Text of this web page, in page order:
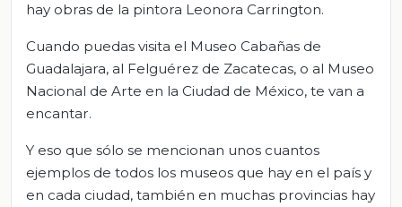
hay obras de la pintora Leonora Carrington.
Cuando puedas visita el Museo Cabañas de
Guadalajara, al Felguérez de Zacatecas, o al Museo
Nacional de Arte en la Ciudad de México, te van a
encantar.
Y eso que sólo se mencionan unos cuantos
ejemplos de todos los museos que hay en el país y
en cada ciudad, también en muchas provincias hay